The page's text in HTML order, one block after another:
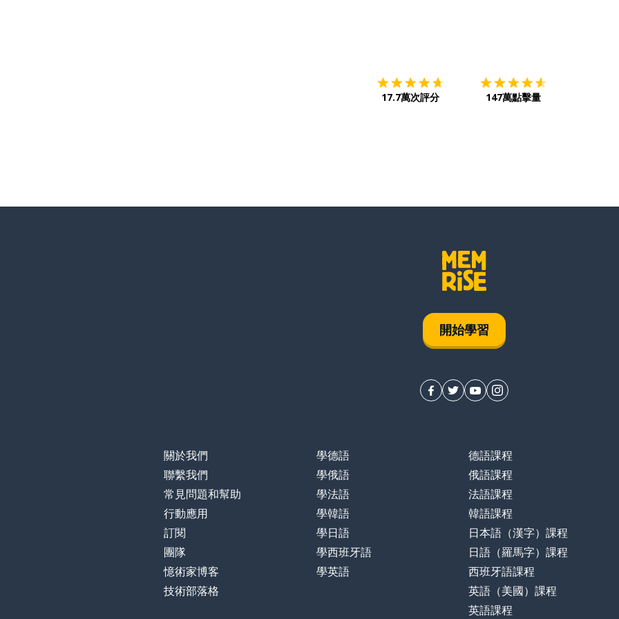
17.7萬次評分 147萬點擊量
開始學習
關於我們
聯繫我們
常見問題和幫助
行動應用
訂閱
團隊
憶術家博客
技術部落格
學德語
學俄語
學法語
學韓語
學日語
學西班牙語
學英語
德語課程
俄語課程
法語課程
韓語課程
日本語（漢字）課程
日語（羅馬字）課程
西班牙語課程
英語（美國）課程
英語課程